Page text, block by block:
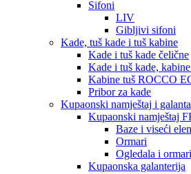
Sifoni
LIV
Gibljivi sifoni
Kade, tuš kade i tuš kabine
Kade i tuš kade čelične
Kade i tuš kade,
Kabine tuš ROCCO
Pribor za kade
Kupaonski namještaj i
Kupaonski namještaj
Baze i viseći
Ormari
Ogledala i
Kupaonska galanterija